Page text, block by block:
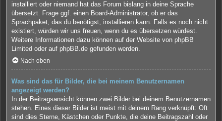
installiert oder niemand hat das Forum bislang in deine Sprache
übersetzt. Frage ggf. einen Board-Administrator, ob er das
Sprachpaket, das du benötigst, installieren kann. Falls es noch nicht
existiert, würden wir uns freuen, wenn du es übersetzen würdest.
Weitere Informationen dazu können auf der Website von phpBB
Limited oder auf phpBB.de gefunden werden.
Nach oben
Was sind das für Bilder, die bei meinem Benutzernamen
angezeigt werden?
In der Beitragsansicht können zwei Bilder bei deinem Benutzernamen
stehen. Eines dieser Bilder ist meist mit deinem Rang verknüpft: Oft
sind dies Sterne, Kästchen oder Punkte, die deine Beitragszahl oder